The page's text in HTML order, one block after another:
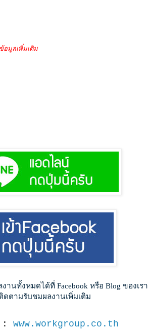
อมูลเพิ่มเติม
านทั้งหมดได้ที่ Facebook หรือ Blog ของเรา
ดตามรับชมผลงานเพิ่มเติม
: www.workgroup.co.th